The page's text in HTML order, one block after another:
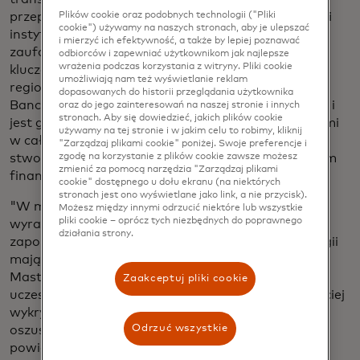
przepisami, TRACE pomaga chronić konsumentów i
instytucje finansowe, jednocześnie zwiększając
zaufanie do gospodarki cyfrowej - co będzie miało
kluczowe znaczenie dla wzrostu gospodarczego
regionu. Mastercard jest dumny ze współpracy z
BancNet przy pilotażowym wdrożeniu na Filipinach i
jest gotowy do współpracy z innymi interesariuszami
w całym regionie w celu wdrożenia TRACE, aby
stworzyć silniejszy, bardziej odporny globalny system
finansowy".
"W miarę jak oszustwa stają się coraz bardziej
wyrafinowane, zaawansowane możliwości
zapobiegania i monitorowania oparte na technologii
mają kluczowe znaczenie. Nasze partnerstwo z
Mastercard i wykorzystanie TRACE daje nam i
uczestnikom sieci informacje, które pomagają szybciej
wykrywać oszustwa, dzięki czemu zapobieganie
oszustwom jest ostrzejsze i bardziej skuteczne" -
powiedziała Emmie Reyes, dyrektor generalna
Plików cookie oraz podobnych technologii ("Pliki
cookie") używamy na naszych stronach, aby je ulepszać
i mierzyć ich efektywność, a także by lepiej poznawać
odbiorców i zapewniać użytkownikom jak najlepsze
wrażenia podczas korzystania z witryny. Pliki cookie
umożliwiają nam też wyświetlanie reklam
dopasowanych do historii przeglądania użytkownika
oraz do jego zainteresowań na naszej stronie i innych
stronach. Aby się dowiedzieć, jakich plików cookie
używamy na tej stronie i w jakim celu to robimy, kliknij
"Zarządzaj plikami cookie" poniżej. Swoje preferencje i
zgodę na korzystanie z plików cookie zawsze możesz
zmienić za pomocą narzędzia "Zarządzaj plikami
cookie" dostępnego u dołu ekranu (na niektórych
stronach jest ono wyświetlane jako link, a nie przycisk).
Możesz między innymi odrzucić niektóre lub wszystkie
pliki cookie – oprócz tych niezbędnych do poprawnego
działania strony.
Zaakceptuj pliki cookie
Odrzuć wszystkie